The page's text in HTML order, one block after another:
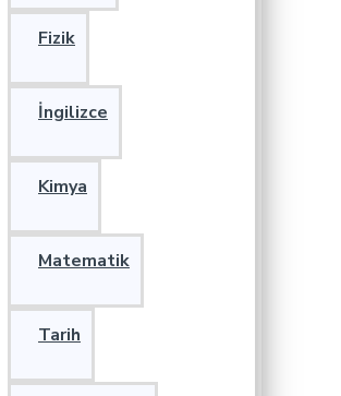
Fizik
İngilizce
Kimya
Matematik
Tarih